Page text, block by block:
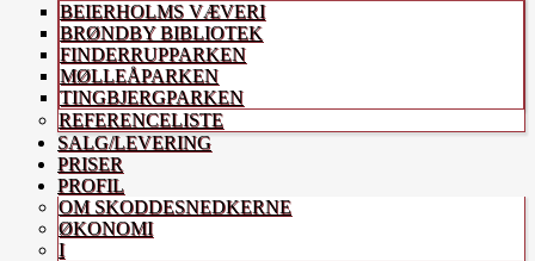
BEIERHOLMS VÆVERI
BRØNDBY BIBLIOTEK
FINDERRUPPARKEN
MØLLEÅPARKEN
TINGBJERGPARKEN
REFERENCELISTE
SALG/LEVERING
PRISER
PROFIL
OM SKODDESNEDKERNE
ØKONOMI
I